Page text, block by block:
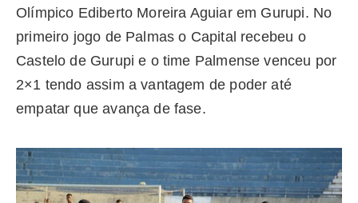
Olímpico Ediberto Moreira Aguiar em Gurupi. No
primeiro jogo de Palmas o Capital recebeu o
Castelo de Gurupi e o time Palmense venceu por
2×1 tendo assim a vantagem de poder até
empatar que avança de fase.